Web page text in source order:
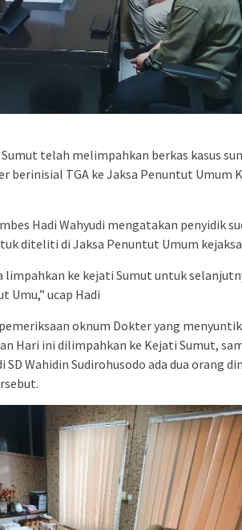
telah melimpahkan berkas kasus
berinisial TGA ke Jaksa Penuntut Umum
Hadi Wahyudi mengatakan penyidik
diteliti di Jaksa Penuntut Umum
limpahkan ke kejati Sumut untuk
Umu,” ucap Hadi
oknum Dokter yang
Hari ini dilimpahkan ke Kejati Sumut,
Wahidin Sudirohusodo ada dua orang